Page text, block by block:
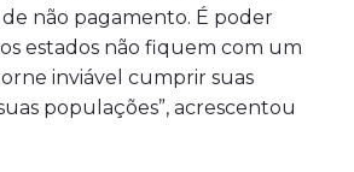
não pagamento. É poder
estados não fiquem com um
inviável cumprir suas
populações”, acrescentou